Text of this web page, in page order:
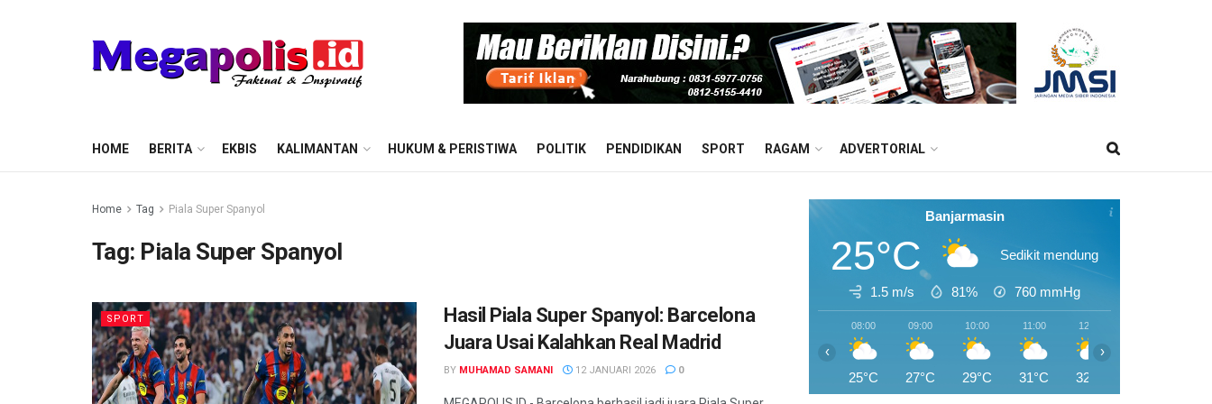
HOME BERITA EKBIS KALIMANTAN HUKUM & PERISTIWA POLITIK PENDIDIKAN SPORT RAGAM ADVERTORIAL
Home Tag Piala Super Spanyol
Tag: Piala Super Spanyol
SPORT
Hasil Piala Super Spanyol: Barcelona
Juara Usai Kalahkan Real Madrid
BY MUHAMAD SAMANI 12 JANUARI 2026 0
Banjarmasin
25°C Sedikit mendung
1.5 m/s 81% 760 mmHg
08:00
25°C
09:00
27°C
10:00
29°C
11:00
31°C
12:00
32°C
‹ ›